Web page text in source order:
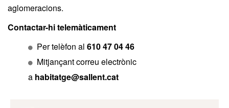
aglomeracions.
Contactar-hi telemàticament
Per telèfon al 610 47 04 46
Mitjançant correu electrònic
a habitatge@sallent.cat